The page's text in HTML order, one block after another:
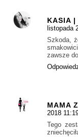
KASIA |
listopada
Szkoda,
zawsze
MAMA
2018
Tego